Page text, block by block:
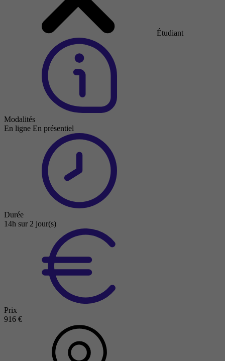
Étudiant
Modalités
En ligne En présentiel
Durée
14h sur 2 jour(s)
Prix
916 €